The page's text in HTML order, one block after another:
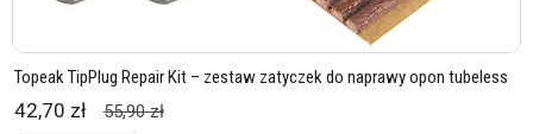
Topeak TipPlug Repair Kit – zestaw zatyczek do naprawy opon tubeless
42,70 zł 55,90 zł